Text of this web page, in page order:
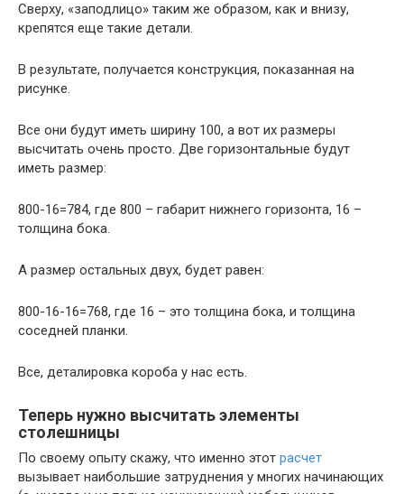
Сверху, «заподлицо» таким же образом, как и внизу,
крепятся еще такие детали.
В результате, получается конструкция, показанная на
рисунке.
Все они будут иметь ширину 100, а вот их размеры
высчитать очень просто. Две горизонтальные будут
иметь размер:
800-16=784, где 800 – габарит нижнего горизонта, 16 –
толщина бока.
А размер остальных двух, будет равен:
800-16-16=768, где 16 – это толщина бока, и толщина
соседней планки.
Все, деталировка короба у нас есть.
Теперь нужно высчитать элементы
столешницы
По своему опыту скажу, что именно этот расчет
вызывает наибольшие затруднения у многих начинающих